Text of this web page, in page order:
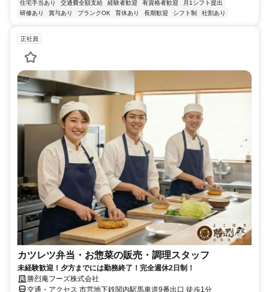
住宅手当あり
交通費全額支給 経験者歓迎 有資格者歓迎
月1シフト提出
研修あり
賞与あり ブランクOK 育休あり 長期歓迎 シフト制 社割あり
正社員
カツレツ弁当・お惣菜の販売・調理スタッフ
未経験歓迎！夕方までには勤務終了！完全週休2日制！
勝烈庵フーズ株式会社
交通・アクセス 市営地下鉄関内駅馬車道9番出口 徒歩1分